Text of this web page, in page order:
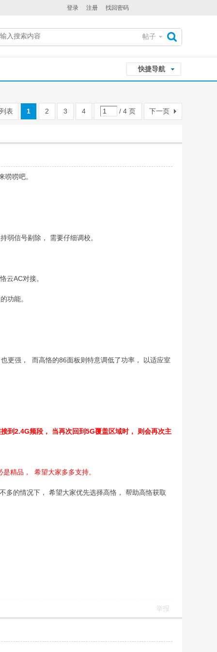
登录 注册 找回密码
帖子
快捷导航
1 2 3 4 / 4 页 下一页
表
唠唠吧。
弱信号剔除， 需要仔细调校。
云AC对接。
功能。
更强， 而高恪的86面板则特意调低了功率， 以适应室
到2.4G频段， 当再次回到5G覆盖区域时， 则会再次主
精品， 希望大家多多支持。
多的情况下， 希望大家优先选择高恪， 帮助高恪获取
举报